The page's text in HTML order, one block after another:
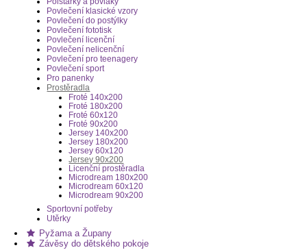
Povlečení klasické vzory
Povlečení do postýlky
Povlečení fototisk
Povlečení licenční
Povlečení nelicenční
Povlečení pro teenagery
Povlečení sport
Pro panenky
Prostěradla
Froté 140x200
Froté 180x200
Froté 60x120
Froté 90x200
Jersey 140x200
Jersey 180x200
Jersey 60x120
Jersey 90x200
Licenční prostěradla
Microdream 180x200
Microdream 60x120
Microdream 90x200
Sportovní potřeby
Utěrky
Pyžama a Župany
Závěsy do dětského pokoje